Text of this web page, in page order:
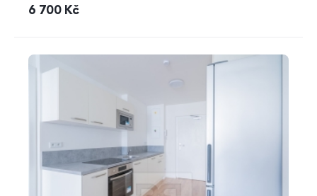
cena
6 700 Kč